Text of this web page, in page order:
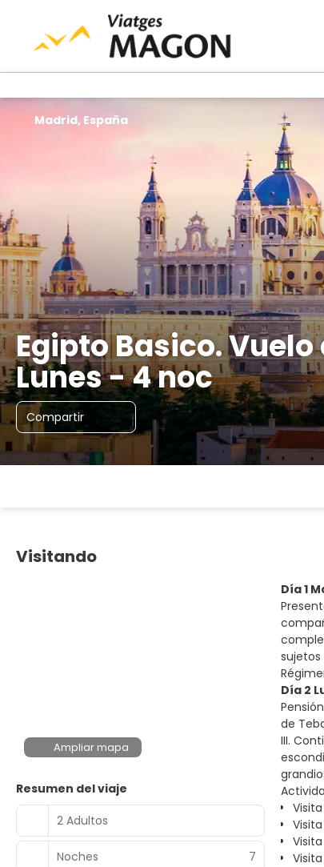
Egipto Basico.
Lunes - 4 noc
Compartir
Madrid, España
Visitando
Ampliar mapa
Resumen del viaje
2 Adultos
Noches 7
Día 1
sujetos
Día 2
de
III.